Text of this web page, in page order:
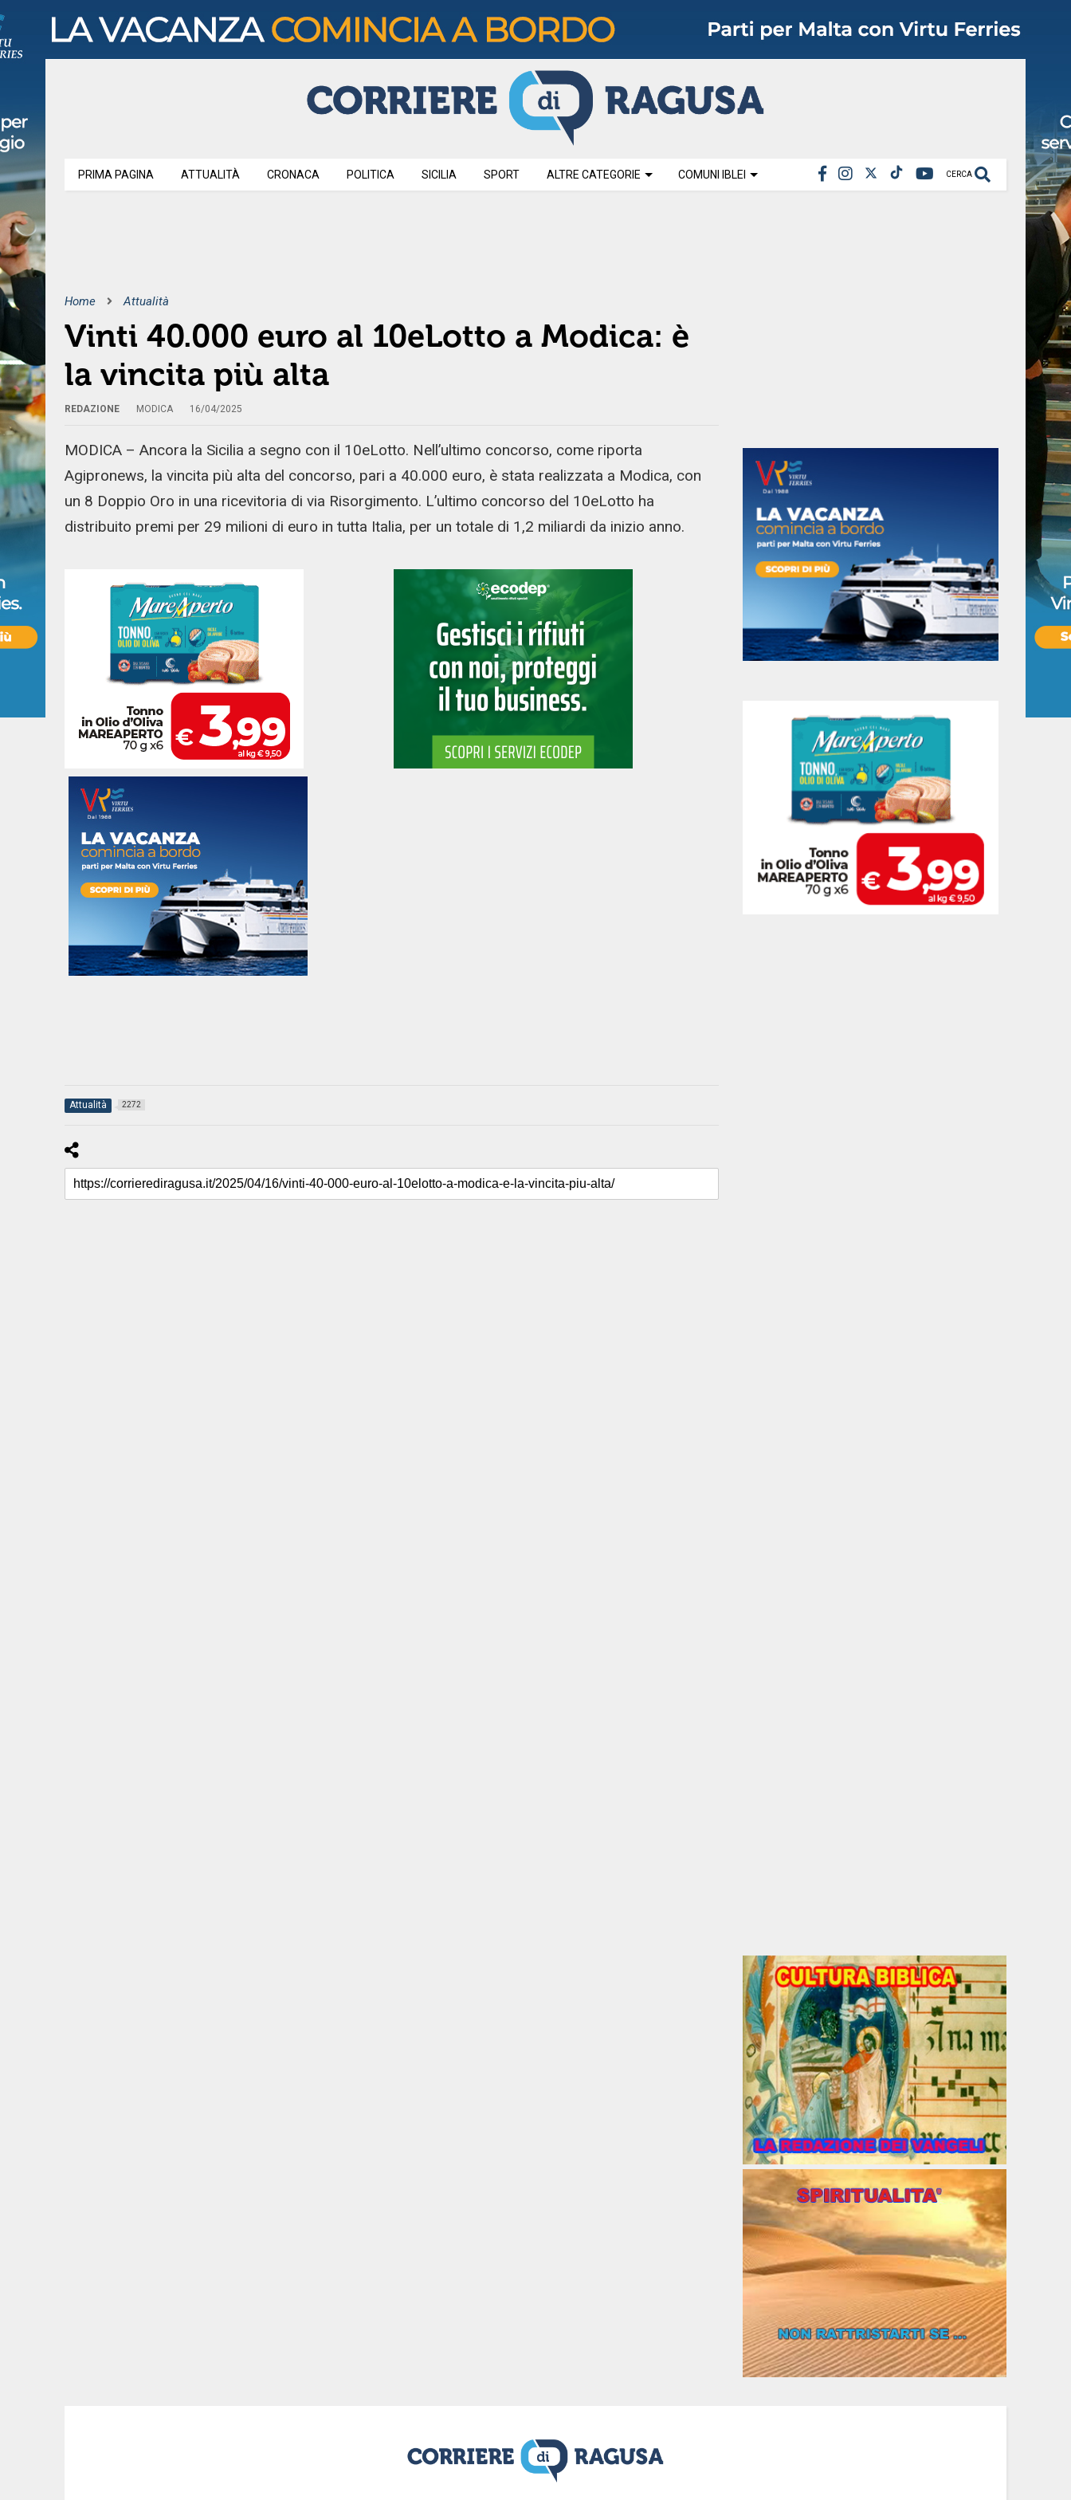
CERCA
PRIMA PAGINA ATTUALITÀ CRONACA POLITICA SICILIA SPORT ALTRE CATEGORIE COMUNI IBLEI
Home Attualità
Vinti 40.000 euro al 10eLotto a Modica: è
la vincita più alta
REDAZIONE MODICA 16/04/2025
MODICA – Ancora la Sicilia a segno con il 10eLotto. Nell’ultimo concorso, come riporta
Agipronews, la vincita più alta del concorso, pari a 40.000 euro, è stata realizzata a Modica, con
un 8 Doppio Oro in una ricevitoria di via Risorgimento. L’ultimo concorso del 10eLotto ha
distribuito premi per 29 milioni di euro in tutta Italia, per un totale di 1,2 miliardi da inizio anno.
Attualità 2272